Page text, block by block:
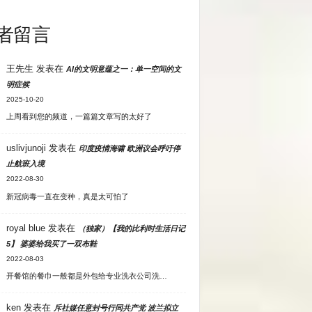
留言
王先生 发表在 AI的文明意蕴之一：单一空间的文
明症候
2025-10-20
上周看到您的频道，一篇篇文章写的太好了
uslivjunoji 发表在 印度疫情海啸 欧洲议会呼吁停
止航班入境
2022-08-30
新冠病毒一直在变种，真是太可怕了
royal blue发表在
（独家）【我的比利时生活日记
5】 婆婆给我买了一双布鞋
2022-08-03
开餐馆的餐巾一般都是外包给专业洗衣公司洗…
ken发表在 斥社媒任意封号行同共产党 波兰拟立